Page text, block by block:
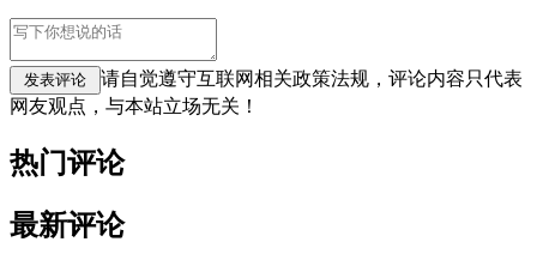
请自觉遵守互联网相关政策法规，评论内容只代表
网友观点，与本站立场无关！
热门评论
最新评论